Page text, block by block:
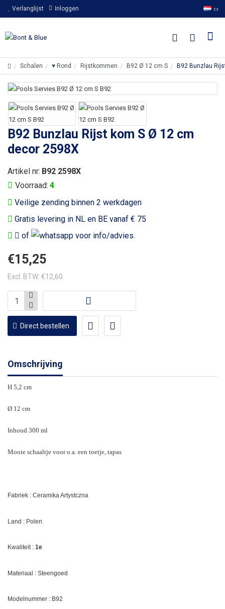
Verlanglijst Inloggen
Schalen ♥ Rond Rijstkommen B92 Ø 12 cm S B92 Bunzlau
B92 Bunzlau Rijst kom S Ø 12 cm
decor 2598X
Veilige zending binnen 2 werkdagen
Gratis levering in NL en BE vanaf € 75
of
voor info/advies.
Voorraad: 4
Artikel nr: B92 2598X
€15,25
Excl. BTW: €12,60
Direct bestellen
Omschrijving
H 5,2 cm
Ø 12 cm
Inhoud 300 ml
Mooie schaaltje voor o.a. een toetje, tapas
Fabriek : Ceramika Artystczna
Land : Polen
Kwaliteit : 1e
Materiaal : Steengoed
Modelnummer : B92